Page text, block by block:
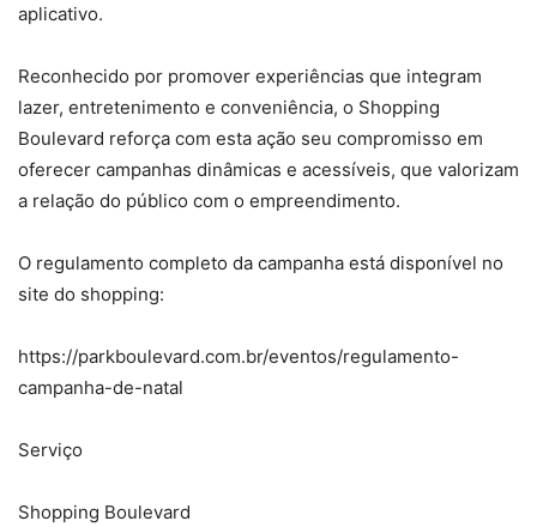
aplicativo.
Reconhecido por promover experiências que integram
lazer, entretenimento e conveniência, o Shopping
Boulevard reforça com esta ação seu compromisso em
oferecer campanhas dinâmicas e acessíveis, que valorizam
a relação do público com o empreendimento.
O regulamento completo da campanha está disponível no
site do shopping:
https://parkboulevard.com.br/eventos/regulamento-
campanha-de-natal
Serviço
Shopping Boulevard